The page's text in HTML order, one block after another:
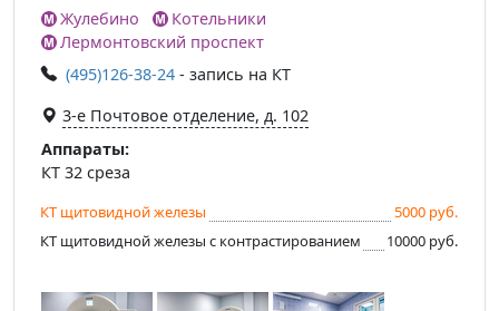
Жулебино
Котельники
Лермонтовский проспект
(495)126-38-24 - запись на КТ
3-е Почтовое отделение, д. 102
Аппараты:
КТ 32 среза
КТ щитовидной железы
5000 руб.
КТ щитовидной железы с контрастированием
10000 руб.